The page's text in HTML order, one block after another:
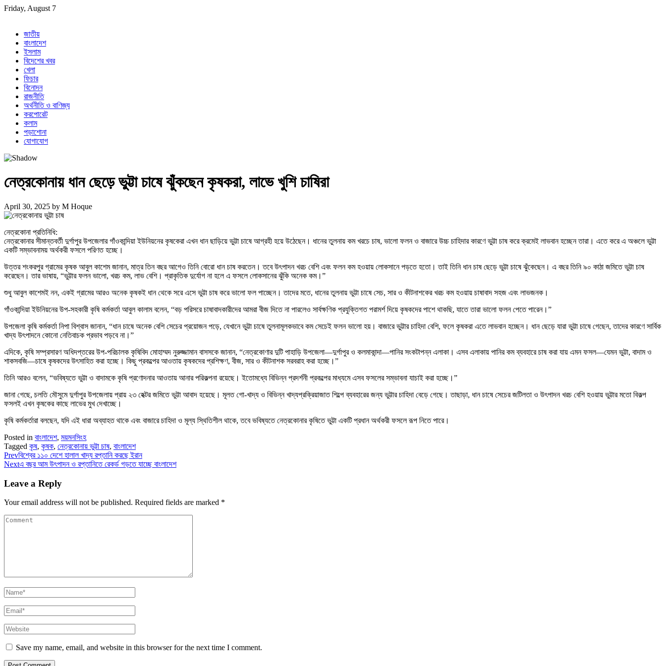
Skip
Friday, August 7
জাতীয়
বাংলাদেশ
ইসলাম
বিদেশের খবর
খেলা
ফিচার
বিনোদন
রাজনীতি
অর্থনীতি ও বাণিজ্য
করপোরেট
কলাম
পড়াশোনা
যোগাযোগ
নেত্রকোনায় ধান ছেড়ে ভুট্টা চাষে ঝুঁকছেন কৃষকরা, লাভে খুশি চাষিরা
April 30, 2025 by M Hoque
নেত্রকোনা প্রতিনিধি:
নেত্রকোনার সীমান্তবর্তী দুর্গাপুর উপজেলার গাঁওকান্দিয়া ইউনিয়নের কৃষকেরা এখন ধান ছাড়িয়ে ভুট্টা চাষে আগ্রহী হয়ে উঠেছেন। ধানের তুলনায় কম খরচে চাষ, ভালো ফলন ও বাজারে উচ্চ চাহিদার কারণে ভুট্টা চাষ করে ক্রমেই লাভবান হচ্ছেন তারা। এতে করে এ অঞ্চলে ভুট্টা
একটি সম্ভাবনাময় অর্থকরী ফসলে পরিণত হচ্ছে।
উত্তর শংকরপুর গ্রামের কৃষক আবুল কাশেম জানান, মাত্র তিন বছর আগেও তিনি বোরো ধান চাষ করতেন। তবে উৎপাদন খরচ বেশি এবং ফলন কম হওয়ায় লোকসানে পড়তে হতো। তাই তিনি ধান চাষ ছেড়ে ভুট্টা চাষে ঝুঁকেছেন। এ বছর তিনি ৯০ কাঠা জমিতে ভুট্টা চাষ
করেছেন। তার ভাষায়, “ভুট্টার ফলন ভালো, খরচ কম, লাভ বেশি। প্রাকৃতিক দুর্যোগ না হলে এ ফসলে লোকসানের ঝুঁকি অনেক কম।”
শুধু আবুল কাশেমই নন, একই গ্রামের আরও অনেক কৃষকই ধান থেকে সরে এসে ভুট্টা চাষ করে ভালো ফল পাচ্ছেন। তাদের মতে, ধানের তুলনায় ভুট্টা চাষে সেচ, সার ও কীটনাশকের খরচ কম হওয়ায় চাষাবাদ সহজ এবং লাভজনক।
গাঁওকান্দিয়া ইউনিয়নের উপ-সহকারী কৃষি কর্মকর্তা আবুল কালাম বলেন, “বড় পরিসরে চাষাবাদকারীদের আমরা বীজ দিতে না পারলেও সার্বক্ষণিক প্রযুক্তিগত পরামর্শ দিয়ে কৃষকদের পাশে থাকছি, যাতে তারা ভালো ফলন পেতে পারেন।”
উপজেলা কৃষি কর্মকর্তা নিপা বিশ্বাস জানান, “ধান চাষে অনেক বেশি সেচের প্রয়োজন পড়ে, যেখানে ভুট্টা চাষে তুলনামূলকভাবে কম সেচেই ফলন ভালো হয়। বাজারে ভুট্টার চাহিদা বেশি, ফলে কৃষকরা এতে লাভবান হচ্ছেন। ধান ছেড়ে যারা ভুট্টা চাষে গেছেন, তাদের কারণে সার্বিক
খাদ্য উৎপাদনে কোনো নেতিবাচক প্রভাব পড়বে না।”
এদিকে, কৃষি সম্প্রসারণ অধিদপ্তরের উপ-পরিচালক কৃষিবিদ মোহাম্মদ নুরুজ্জামান বাসসকে জানান, “নেত্রকোণার দুটি পাহাড়ি উপজেলা—দুর্গাপুর ও কলমাকান্দা—পানির সংকটাপন্ন এলাকা। এসব এলাকায় পানির কম ব্যবহারে চাষ করা যায় এমন ফসল—যেমন ভুট্টা, বাদাম ও
শাকসবজি—চাষে কৃষকদের উৎসাহিত করা হচ্ছে। কিছু প্রকল্পের আওতায় কৃষকদের প্রশিক্ষণ, বীজ, সার ও কীটনাশক সরবরাহ করা হচ্ছে।”
তিনি আরও বলেন, “ভবিষ্যতে ভুট্টা ও বাদামকে কৃষি প্রণোদনার আওতায় আনার পরিকল্পনা রয়েছে। ইতোমধ্যে বিভিন্ন প্রদর্শনী প্রকল্পের মাধ্যমে এসব ফসলের সম্ভাবনা যাচাই করা হচ্ছে।”
জানা গেছে, চলতি মৌসুমে দুর্গাপুর উপজেলায় প্রায় ২৩ হেক্টর জমিতে ভুট্টা আবাদ হয়েছে। মূলত গো-খাদ্য ও বিভিন্ন খাদ্যপ্রক্রিয়াজাত শিল্পে ব্যবহারের জন্য ভুট্টার চাহিদা বেড়ে গেছে। তাছাড়া, ধান চাষে সেচের জটিলতা ও উৎপাদন খরচ বেশি হওয়ায় ভুট্টার মতো বিকল্প
ফসলই এখন কৃষকের কাছে লাভের মুখ দেখাচ্ছে।
কৃষি কর্মকর্তারা বলছেন, যদি এই ধারা অব্যাহত থাকে এবং বাজারে চাহিদা ও মূল্য স্থিতিশীল থাকে, তবে ভবিষ্যতে নেত্রকোনার কৃষিতে ভুট্টা একটি প্রধান অর্থকরী ফসলে রূপ নিতে পারে।
Posted in বাংলাদেশ, ময়মনসিংহ
Tagged কৃষ, কৃষক, নেত্রকোনায় ভুট্টা চাষ, বাংলাদেশ
Prevবিশ্বের ১১০ দেশে হালাল খাদ্য রপ্তানি করছে ইরান
Nextএ বছর আম উৎপাদন ও রপ্তানিতে রেকর্ড গড়তে যাচ্ছে বাংলাদেশ
Leave a Reply
Your email address will not be published. Required fields are marked *
Save my name, email, and website in this browser for the next time I comment.